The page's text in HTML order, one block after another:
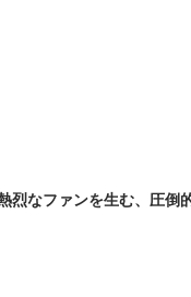
烈なファンを生む、圧倒